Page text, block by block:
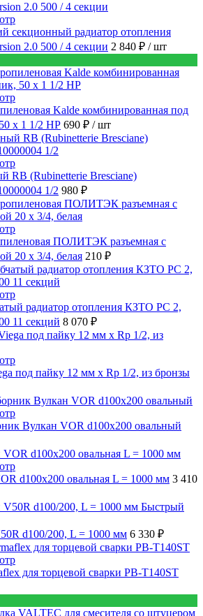
секционный радиатор отопления
2.0 500 / 4 секции 2 840 ₽ / шт
Kalde комбинированная под
x 1 1/2 НР 690 ₽ / шт
RB (Rubinetterie Bresciane)
1/2 980 ₽
ПОЛИТЭК разъемная с
20 x 3/4, белая 210 ₽
радиатор отопления КЗТО РС 2,
11 секций 8 070 ₽
под пайку 12 мм х Rp 1/2, из бронзы
Вулкан VOR d100x200 овальный
d100x200 овальная L = 1000 мм 3 410
Быстрый
d100/200, L = 1000 мм 6 330 ₽
для торцевой сварки PB-T140ST